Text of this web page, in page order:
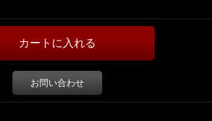
お問い合わせ